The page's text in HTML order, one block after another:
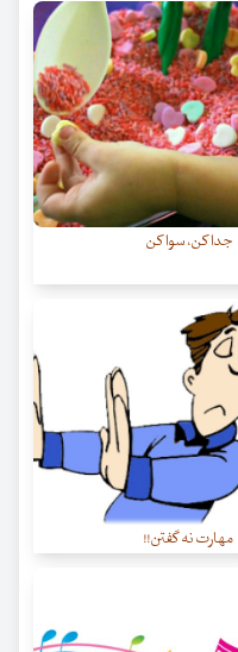
جدا کن، سوا کن
مهارت نه گفتن!!